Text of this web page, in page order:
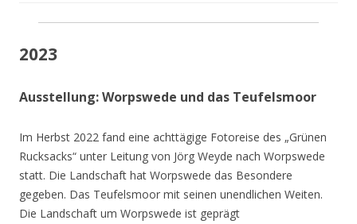
2023
Ausstellung: Worpswede und das Teufelsmoor
Im Herbst 2022 fand eine achttägige Fotoreise des „Grünen
Rucksacks“ unter Leitung von Jörg Weyde nach Worpswede
statt. Die Landschaft hat Worpswede das Besondere
gegeben. Das Teufelsmoor mit seinen unendlichen Weiten.
Die Landschaft um Worpswede ist geprägt